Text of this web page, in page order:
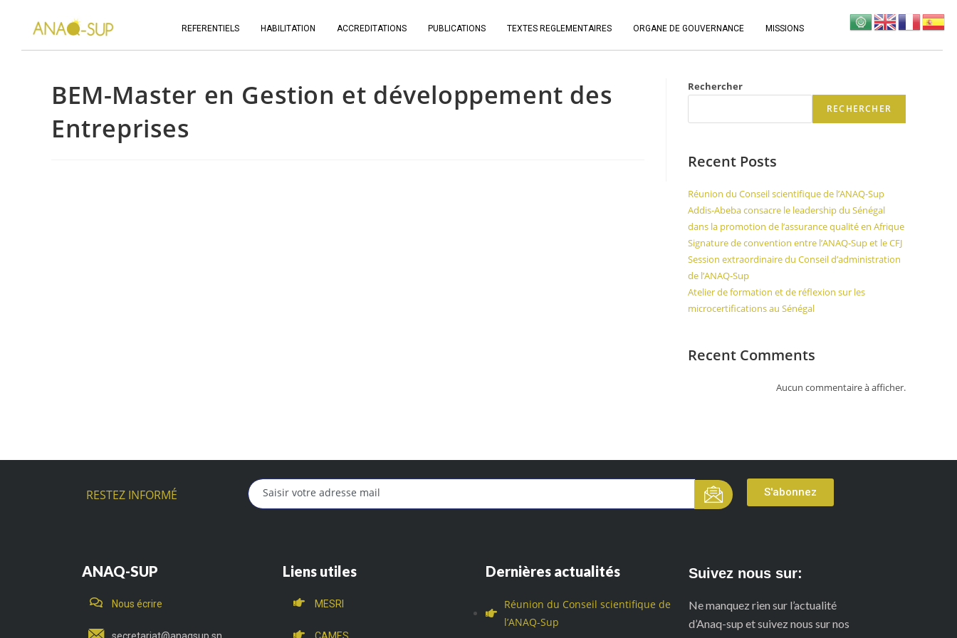
REFERENTIELS HABILITATION ACCREDITATIONS PUBLICATIONS TEXTES REGLEMENTAIRES ORGANE DE GOUVERNANCE MISSIONS
BEM-Master en Gestion et développement des
Entreprises
Rechercher
RECHERCHER
Recent Posts
Réunion du Conseil scientifique de l’ANAQ-Sup
Addis-Abeba consacre le leadership du Sénégal
dans la promotion de l’assurance qualité en Afrique
Signature de convention entre l’ANAQ-Sup et le CFJ
Session extraordinaire du Conseil d’administration
de l’ANAQ-Sup
Atelier de formation et de réflexion sur les
microcertifications au Sénégal
Recent Comments
Aucun commentaire à afficher.
RESTEZ INFORMÉ S'abonnez
ANAQ-SUP
Nous écrire
Liens utiles
MESRI
Dernières actualités
Réunion du Conseil scientifique de
l’ANAQ-Sup
Suivez nous sur:
Ne manquez rien sur l’actualité
d’Anaq-sup et suivez nous sur nos